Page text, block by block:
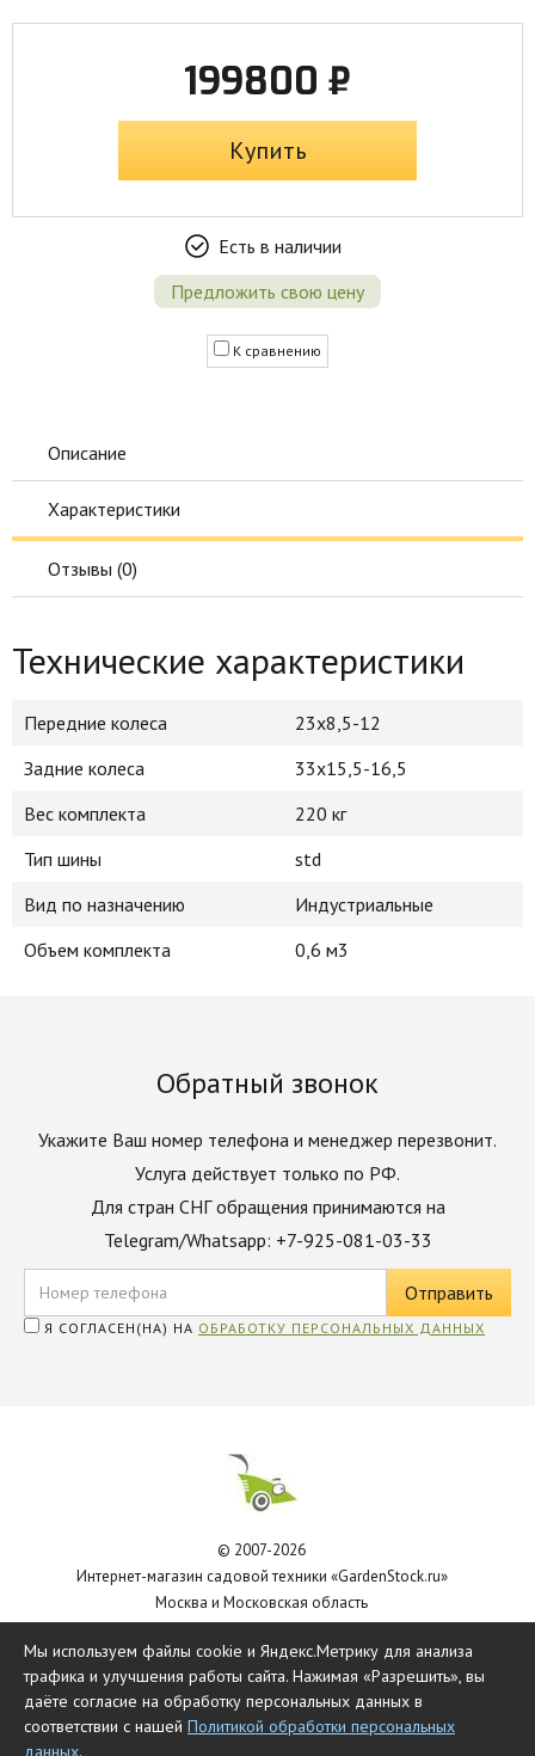
199800 ₽
Купить
Есть в наличии
Предложить свою цену
К сравнению
Описание
Характеристики
Отзывы (0)
Технические характеристики
Передние колеса
23х8,5-12
Задние колеса
33х15,5-16,5
Вес комплекта
220 кг
Тип шины
std
Вид по назначению
Индустриальные
Объем комплекта
0,6 м3
Обратный звонок
Укажите Ваш номер телефона и менеджер перезвонит.
Услуга действует только по РФ.
Для стран СНГ обращения принимаются на
Telegram/Whatsapp: +7-925-081-03-33
Я СОГЛАСЕН(НА) НА ОБРАБОТКУ ПЕРСОНАЛЬНЫХ ДАННЫХ
© 2007-2026
Интернет-магазин садовой техники «GardenStock.ru»
Москва и Московская область
Мы используем файлы cookie и Яндекс.Метрику для анализа
трафика и улучшения работы сайта. Нажимая «Разрешить», вы
даёте согласие на обработку персональных данных в
соответствии с нашей Политикой обработки персональных
данных.